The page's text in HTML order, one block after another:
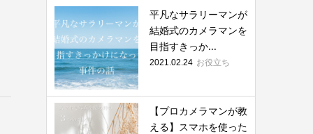
平凡なサラリーマンが
結婚式のカメラマンを
目指すきっか...
2021.02.24 お役立ち
【プロカメラマンが教
える】スマホを使った